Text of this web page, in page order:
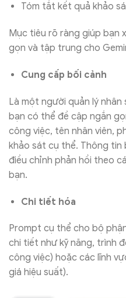
Tóm tắt kết quả khảo
Mục tiêu rõ ràng giúp bạn
gọn và tập trung cho
Cung cấp bối cảnh
Là một người quản lý
bạn có thể đề cập ngắn
công việc, tên nhân viên,
khảo sát cụ thể. Thông tin
điều chỉnh phản hồi theo
bạn.
Chi tiết hóa
Prompt cụ thể cho bộ
chi tiết như kỹ năng, trình
công việc) hoặc các lĩnh
giá hiệu suất).